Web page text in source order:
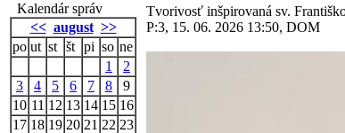
Kalendár správ
<< august >>
po ut st št pi so ne
1
2
3
4 5 6 7 8
9
10 11 12 13 14 15 16
17 18 19 20 21 22 23
Tvorivosť inšpirovaná sv.
P:3, 15. 06. 2026 13:50, DOM